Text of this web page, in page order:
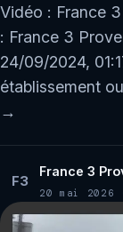
Vidéo : France
: France 3
24/09/2024,
établissement
→
F3
France 3
20 mai